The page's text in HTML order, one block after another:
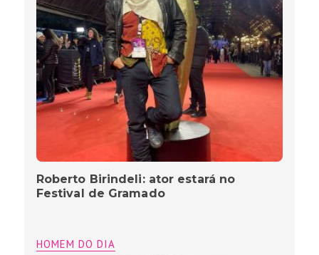
Roberto Birindeli: ator estará no
Festival de Gramado
HOMEM DO DIA